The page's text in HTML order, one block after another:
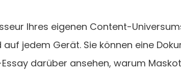
Ihres eigenen Content-
jedem Gerät. Sie können eine
darüber ansehen, warum